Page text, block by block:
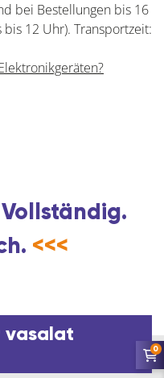
bei Bestellungen bis 16
12 Uhr). Transportzeit:
<<<
vasalat
0